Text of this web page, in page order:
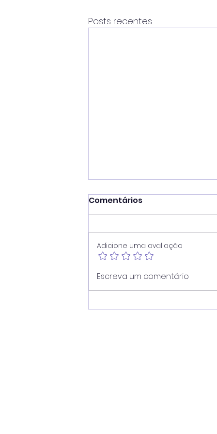
Posts recentes
Vereador Juninho Dias
propõe modernização
Comentários
Adicione uma avaliação
Escreva um comentário